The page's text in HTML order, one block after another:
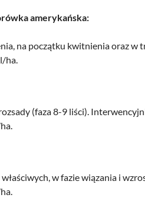
amerykańska:
na początku kwitnienia oraz
ha.
(faza 8-9 liści).
w fazie wiązania i